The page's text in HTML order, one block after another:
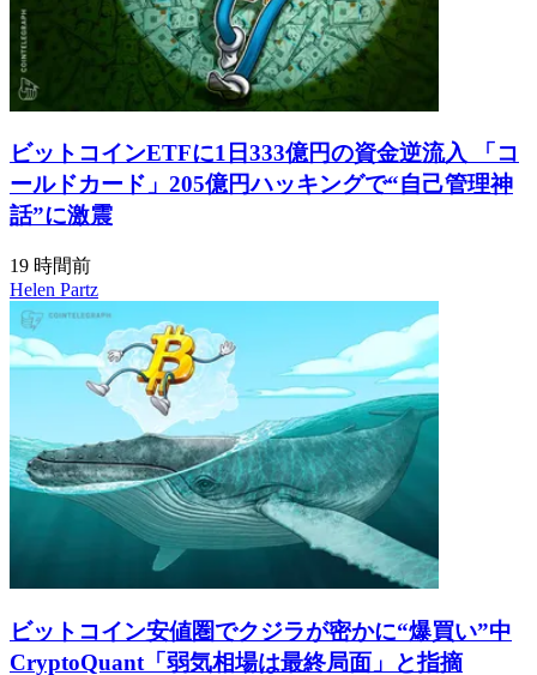
ビットコインETFに1日333億円の資金逆流入 「コ
ールドカード」205億円ハッキングで“自己管理神
話”に激震
19 時間前
Helen Partz
ビットコイン安値圏でクジラが密かに“爆買い”中
CryptoQuant「弱気相場は最終局面」と指摘